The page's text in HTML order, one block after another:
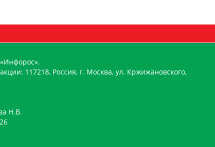
117218, Россия, г. Москва, ул. Кржижановского,
Н.В.